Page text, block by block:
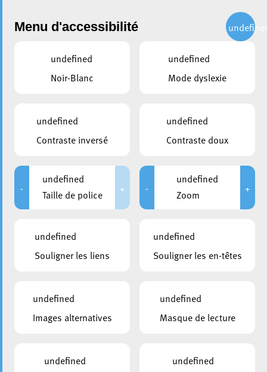
Administration
Menu d'accessibilité
undefined
Noir-Blanc
undefined
Mode dyslexie
undefined
Contraste inversé
undefined
Contraste doux
-
undefined
Taille de police
+ -
undefined
Zoom
+
undefined
Souligner les liens
undefined
Souligner les en-têtes
undefined
Images alternatives
undefined
Masque de lecture
undefined
undefined